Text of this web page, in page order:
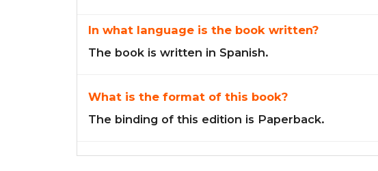
In what language is the book written?
The book is written in Spanish.
What is the format of this book?
The binding of this edition is Paperback.